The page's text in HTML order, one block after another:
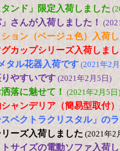
タンド」限定入荷しました
さんが入荷しました！
ョン（ベージュ色）入荷
カップシリーズ入荷しま
タル花器入荷です(2021年2
りやすいです (2021年2月5日)
落に魅せて！ (2021年2月5日)
ャンデリア（簡易型取付
スペクトラクリスタル」の
ーズ入荷しました (2021年2
サイズの電動ソファ入荷